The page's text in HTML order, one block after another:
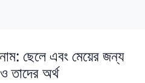
ছেলে এবং মেয়ের জন্য
তাদের অর্থ